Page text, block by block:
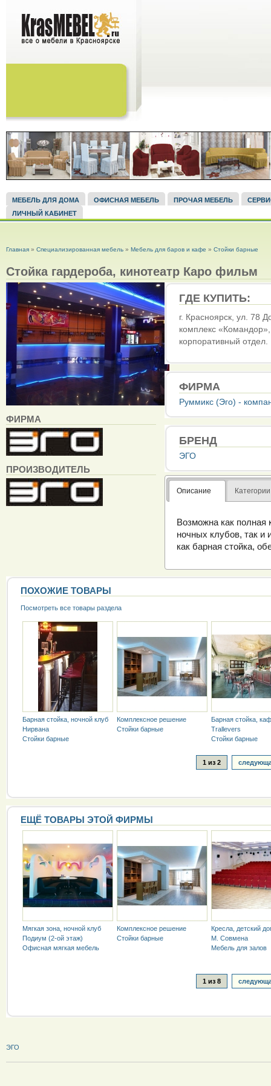
МЕБЕЛЬ ДЛЯ ДОМА ОФИСНАЯ МЕБЕЛЬ ПРОЧАЯ МЕБЕЛЬ
ЛИЧНЫЙ КАБИНЕТ
ВЫ ЗДЕСЬ
Главная » Специализированная мебель » Мебель для баров и кафе » Стойки барные
Стойка гардероба, кинотеатр Каро фильм
ФИРМА
ПРОИЗВОДИТЕЛЬ
ГДЕ КУПИТЬ:
г. Красноярск, ул. 78
комплекс
корпоративный отдел.
ФИРМА
Руммикс (Эго) -
БРЕНД
ЭГО
Описание Категории
Возможна как
ночных клубов, так и
как барная стойка,
ПОХОЖИЕ ТОВАРЫ
Посмотреть все товары раздела
Барная стойка, ночной клуб
Нирвана
Стойки барные
Комплексное решение
Стойки барные
Барная стойка,
Trallevers
Стойки барные
1 из 2
ЕЩЁ ТОВАРЫ ЭТОЙ ФИРМЫ
Мягкая зона, ночной клуб
Подиум (2-ой этаж)
Офисная мягкая мебель
Комплексное решение
Стойки барные
Кресла, детский
М. Совмена
Мебель для залов
1 из 8
ЭГО